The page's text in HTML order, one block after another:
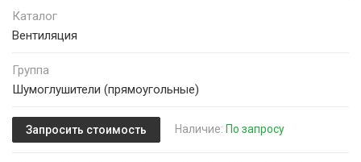
Каталог
Вентиляция
Группа
Шумоглушители (прямоугольные)
Запросить стоимость Наличие: По запросу